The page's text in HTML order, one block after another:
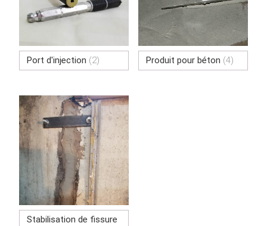
Port d'injection (2) Produit pour béton (4)
Stabilisation de fissure